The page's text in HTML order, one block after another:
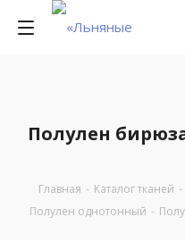
Полулен
Главная - Каталог тканей -
Полулен однотонный -